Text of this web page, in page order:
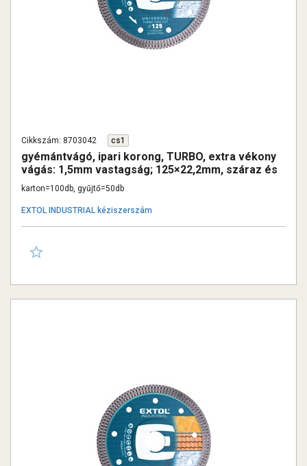
Cikkszám: 8703042 cs1
gyémántvágó, ipari korong, TURBO, extra vékony
vágás: 1,5mm vastagság; 125×22,2mm, száraz és
vizes vágásra
karton=100db, gyűjtő=50db
EXTOL INDUSTRIAL kéziszerszám